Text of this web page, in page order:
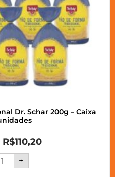
Dr. Schar 200g – Caixa
R$110,20
+